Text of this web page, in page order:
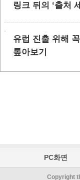
링크 뒤의 ‘출처
유럽 진출 위해
톺아보기
PC화면
Copyright